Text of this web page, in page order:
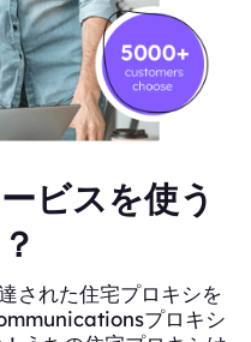
ビスを使う
された住宅プロキシを
プロキシ